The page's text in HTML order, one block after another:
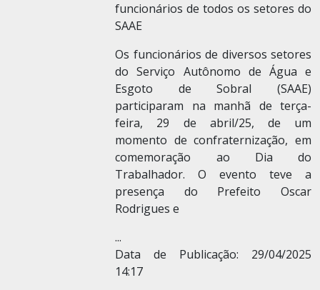
funcionários de todos os setores do
SAAE
Os funcionários de diversos setores
do Serviço Autônomo de Água e
Esgoto de Sobral (SAAE)
participaram na manhã de terça-
feira, 29 de abril/25, de um
momento de confraternização, em
comemoração ao Dia do
Trabalhador. O evento teve a
presença do Prefeito Oscar
Rodrigues e
...
Data de Publicação: 29/04/2025
14:17